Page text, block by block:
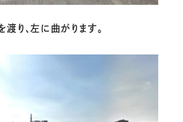
り、左に曲がります。